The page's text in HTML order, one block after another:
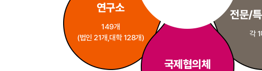
전문/
각
국제협의체
연구소
149개
(법인 21개,대학 128개)